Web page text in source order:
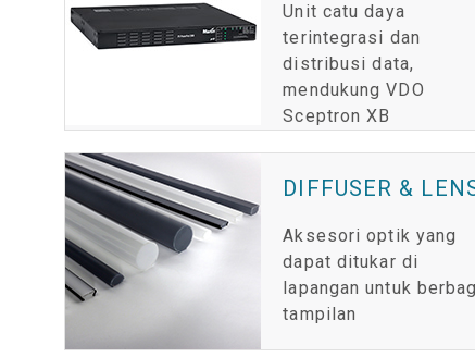
Unit catu daya
terintegrasi dan
distribusi data,
mendukung VDO
Sceptron XB
DIFFUSER &
Aksesori optik yang
dapat ditukar di
lapangan untuk
tampilan